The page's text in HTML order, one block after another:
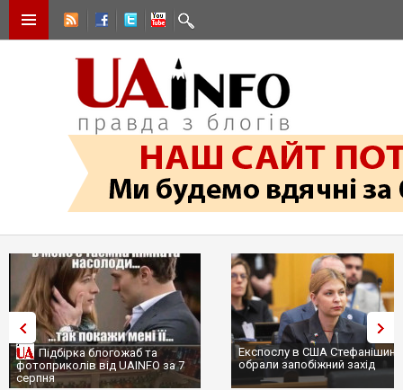
Підбірка блогожаб та
фотоприколів від UAINFO за 7
серпня
Експослу в США
обрали запобіжний захід